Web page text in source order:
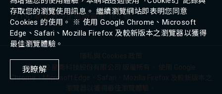
壁掛式支架
車載應用系統
iV12 系列
22150 新北市汐止區康寧街 165 號
© 2022 星喬科技股份有限公司 版權所有。 使用 Google
Chrome、Microsoft Edge、Safari、Mozilla Firefox 及較新版本之
我瞭解
存取您的瀏覽使用訊息。 繼續瀏覽網站即表明您同意
Cookies 的使用。 ※ 使用 Google Chrome、Microsoft
Edge、Safari、Mozilla Firefox 及較新版本之瀏覽器以獲得
最佳瀏覽體驗。